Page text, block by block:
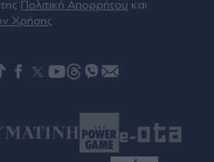
σε καμία χώρα", λέει ο
Πολιτική Απορρήτου και
Χρήσης